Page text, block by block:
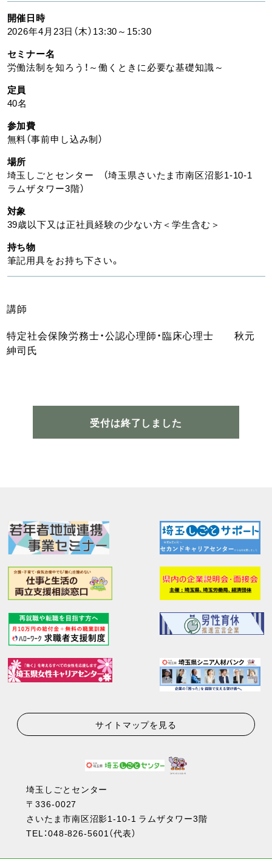
開催日時
2026年4月23日（木）13:30～15:30
セミナー名
労働法制を知ろう！～働くときに必要な基礎知識～
定員
40名
参加費
無料（事前申し込み制）
場所
埼玉しごとセンター （埼玉県さいたま市南区沼影1-10-1
ラムザタワー3階）
対象
39歳以下又は正社員経験の少ない方＜学生含む＞
持ち物
筆記用具をお持ち下さい。
講師
特定社会保険労務士・公認心理師・臨床心理士 秋元
紳司氏
受付は終了しました
サイトマップを見る
埼玉しごとセンター
〒336-0027
さいたま市南区沼影1-10-1 ラムザタワー3階
TEL：048-826-5601（代表）